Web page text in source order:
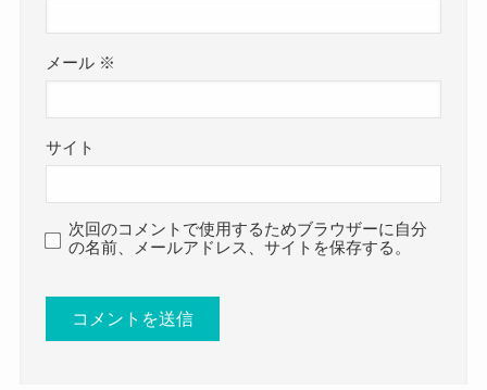
メール ※
サイト
次回のコメントで使用するためブラウザーに自分
の名前、メールアドレス、サイトを保存する。